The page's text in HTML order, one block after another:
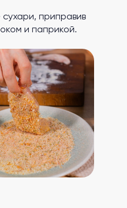
сухари, приправив
и паприкой.